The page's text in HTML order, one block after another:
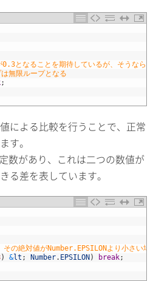
となることを期待しているが、そうならな
無限ループとなる
;
による比較を行うことで、正常
す。
数があり、これは二つの数値が
る差を表しています。
の絶対値がNumber.EPSILONより小さい場
) &lt ; Number. EPSILON ) break;